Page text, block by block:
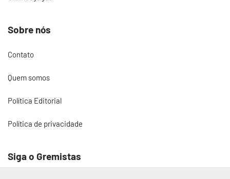
Sobre nós
Contato
Quem somos
Política Editorial
Política de privacidade
Siga o Gremistas